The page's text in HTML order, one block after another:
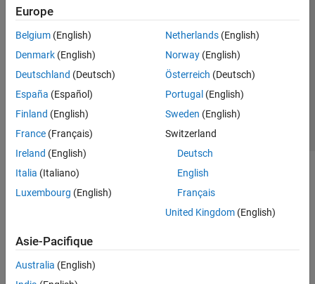
Europe
Belgium (English)
Denmark (English)
Deutschland (Deutsch)
España (Español)
Finland (English)
France (Français)
Ireland (English)
Italia (Italiano)
Luxembourg (English)
Netherlands(English)
Norway(English)
Österreich (Deutsch)
Portugal (English)
Sweden (English)
Switzerland
Deutsch
English
Français
United Kingdom(English)
Asie-Pacifique
Australia (English)
Lutte anti-piratage
Contacts locaux
© 1994-2026 The MathWorks, Inc.